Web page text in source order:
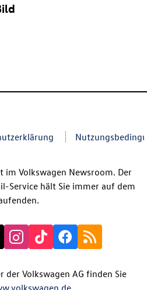
im Volkswagen Newsroom. Der
Service hält Sie immer auf dem
der Volkswagen AG finden Sie